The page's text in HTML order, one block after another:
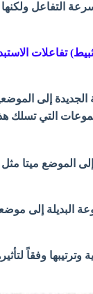
التفاعل ولكنها
تفاعلات
إلى
التي تسلك
الموضع ميتا
البديلة إلى
وفقاً